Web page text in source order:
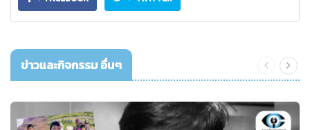
ข่าวและกิจกรรม อื่นๆ